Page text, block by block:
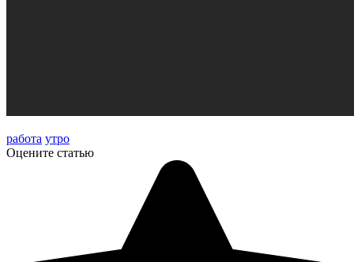
работа утро
Оцените статью